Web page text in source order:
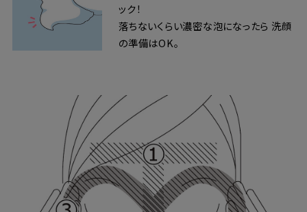
ック！
落ちないくらい濃密な泡になったら 洗顔
の準備はOK。